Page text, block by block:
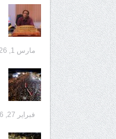
مارس 1, 2026
فبراير 27, 2026